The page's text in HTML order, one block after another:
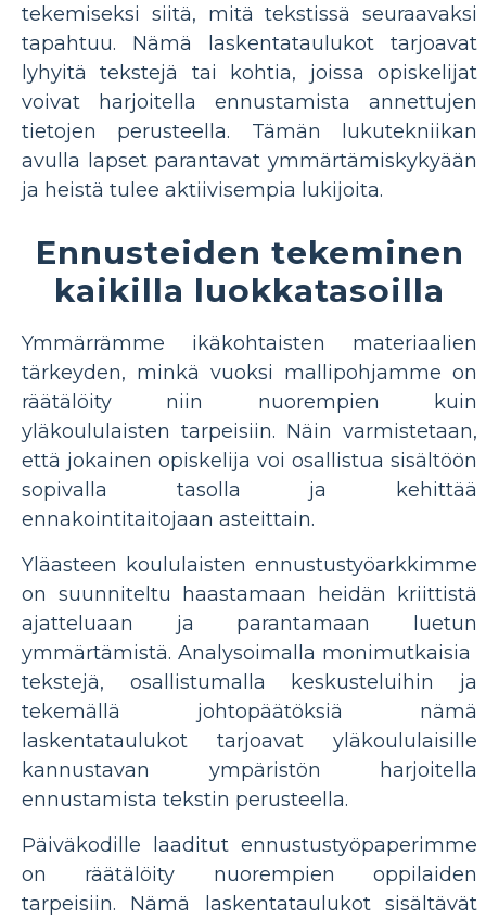
tekemiseksi siitä, mitä tekstissä seuraavaksi
tapahtuu. Nämä laskentataulukot tarjoavat
lyhyitä tekstejä tai kohtia, joissa opiskelijat
voivat harjoitella ennustamista annettujen
tietojen perusteella. Tämän lukutekniikan
avulla lapset parantavat ymmärtämiskykyään
ja heistä tulee aktiivisempia lukijoita.
Ennusteiden tekeminen
kaikilla luokkatasoilla
Ymmärrämme ikäkohtaisten materiaalien
tärkeyden, minkä vuoksi mallipohjamme on
räätälöity niin nuorempien kuin
yläkoululaisten tarpeisiin. Näin varmistetaan,
että jokainen opiskelija voi osallistua sisältöön
sopivalla tasolla ja kehittää
ennakointitaitojaan asteittain.
Yläasteen koululaisten ennustustyöarkkimme
on suunniteltu haastamaan heidän kriittistä
ajatteluaan ja parantamaan luetun
ymmärtämistä. Analysoimalla monimutkaisia ​​
tekstejä, osallistumalla keskusteluihin ja
tekemällä johtopäätöksiä nämä
laskentataulukot tarjoavat yläkoululaisille
kannustavan ympäristön harjoitella
ennustamista tekstin perusteella.
Päiväkodille laaditut ennustustyöpaperimme
on räätälöity nuorempien oppilaiden
tarpeisiin. Nämä laskentataulukot sisältävät